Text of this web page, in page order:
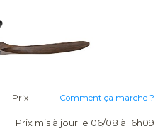
Prix Comment ça marche ?
Prix mis à jour le 06/08 à 16h09